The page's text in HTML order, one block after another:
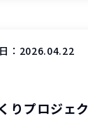
： 2026.04.22
りプロジェ